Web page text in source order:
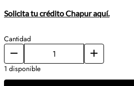
Solicita tu crédito Chapur aquí.
Cantidad
1 disponible